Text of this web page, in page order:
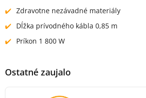
Zdravotne nezávadné materiály
Dĺžka prívodného kábla 0,85 m
Príkon 1 800 W
Ostatné zaujalo